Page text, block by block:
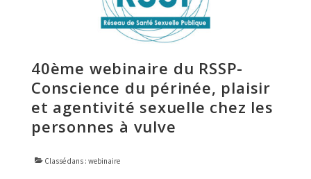
40ème webinaire du RSSP-
Conscience du périnée, plaisir
et agentivité sexuelle chez les
personnes à vulve
Classé dans : webinaire